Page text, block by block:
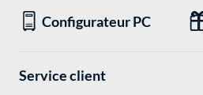
Configurateur PC
Service client